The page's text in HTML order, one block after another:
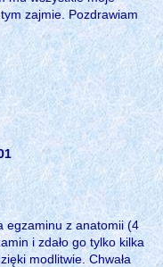
zajmie. Pozdrawiam
egzaminu z anatomii (4
i zdało go tylko kilka
modlitwie. Chwała